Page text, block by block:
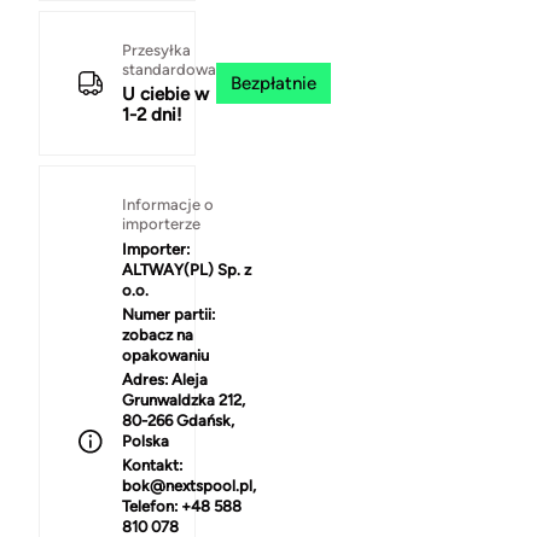
Przesyłka
standardowa
U ciebie w
1-2 dni!
Bezpłatnie
Informacje o
importerze
Importer:
ALTWAY(PL) Sp. z
o.o.
Numer partii:
zobacz na
opakowaniu
Adres: Aleja
Grunwaldzka 212,
80-266 Gdańsk,
Polska
Kontakt:
bok@nextspool.pl,
Telefon: +48 588
810 078